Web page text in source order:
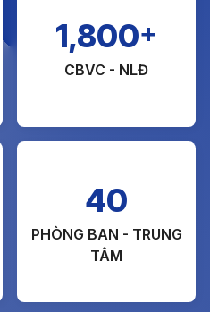
1,800+
CBVC - NLĐ
40
PHÒNG BAN - TRUNG
TÂM